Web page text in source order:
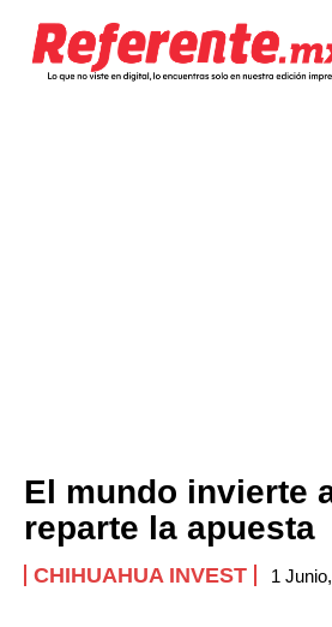
El mundo invierte
reparte la apuesta
CHIHUAHUA INVEST 1